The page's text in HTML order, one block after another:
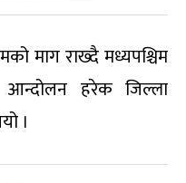
माग राख्दै मध्यपश्चिम
आन्दोलन हरेक जिल्ला
।